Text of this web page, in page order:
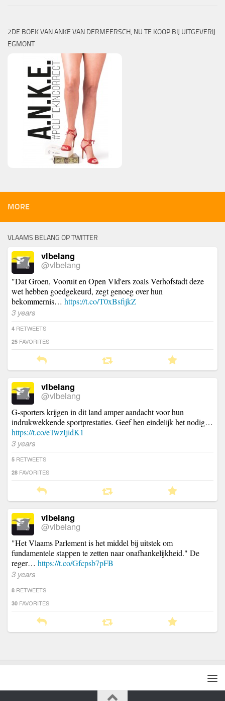
2DE BOEK VAN ANKE VAN DERMEERSCH, NU TE KOOP BIJ UITGEVERIJ
EGMONT
MORE
VLAAMS BELANG OP TWITTER
vlbelang
@vlbelang
"Dat Groen, Vooruit en Open Vld'ers zoals Verhofstadt deze
wet hebben goedgekeurd, zegt genoeg over hun
bekommernis… https://t.co/T0xBsfijkZ
3 years
4 RETWEETS
25 FAVORITES
vlbelang
@vlbelang
G-sporters krijgen in dit land amper aandacht voor hun
indrukwekkende sportprestaties. Geef hen eindelijk het nodig…
https://t.co/eTwzIjidK1
3 years
5 RETWEETS
28 FAVORITES
vlbelang
@vlbelang
"Het Vlaams Parlement is het middel bij uitstek om
fundamentele stappen te zetten naar onafhankelijkheid." De
reger… https://t.co/Gfcpsb7pFB
3 years
8 RETWEETS
30 FAVORITES